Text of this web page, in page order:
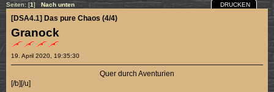
Seiten: [1] Nach unten DRUCKEN
Granock
19. April 2020, 19:35:30
[DSA4.1] Das pure Chaos (4/4)
Quer durch Aventurien
[/b][/u]